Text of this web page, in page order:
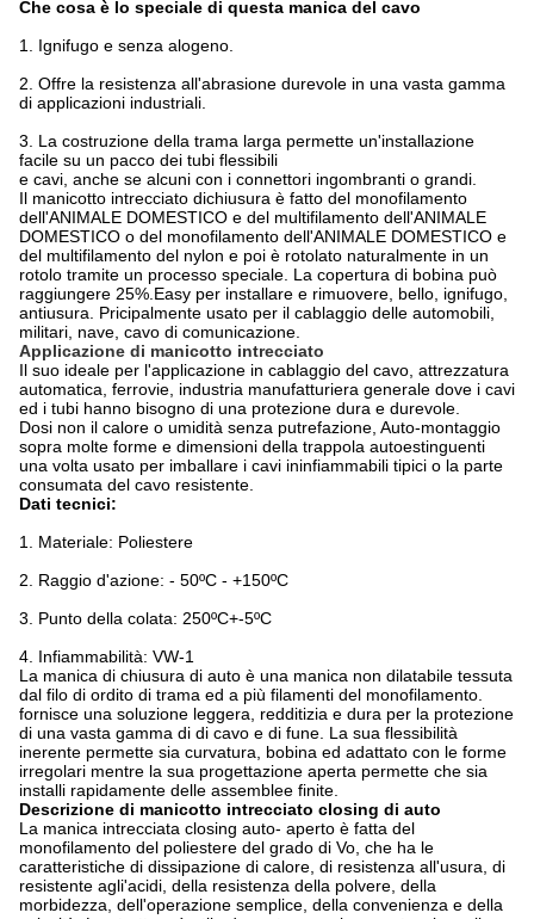
Che cosa è lo speciale di questa manica del cavo
1. Ignifugo e senza alogeno.
2. Offre la resistenza all'abrasione durevole in una vasta gamma
di applicazioni industriali.
3. La costruzione della trama larga permette un'installazione
facile su un pacco dei tubi flessibili
e cavi, anche se alcuni con i connettori ingombranti o grandi.
Il manicotto intrecciato dichiusura è fatto del monofilamento
dell'ANIMALE DOMESTICO e del multifilamento dell'ANIMALE
DOMESTICO o del monofilamento dell'ANIMALE DOMESTICO e
del multifilamento del nylon e poi è rotolato naturalmente in un
rotolo tramite un processo speciale. La copertura di bobina può
raggiungere 25%.Easy per installare e rimuovere, bello, ignifugo,
antiusura. Pricipalmente usato per il cablaggio delle automobili,
militari, nave, cavo di comunicazione.
Applicazione di manicotto intrecciato
Il suo ideale per l'applicazione in cablaggio del cavo, attrezzatura
automatica, ferrovie, industria manufatturiera generale dove i cavi
ed i tubi hanno bisogno di una protezione dura e durevole.
Dosi non il calore o umidità senza putrefazione, Auto-montaggio
sopra molte forme e dimensioni della trappola autoestinguenti
una volta usato per imballare i cavi ininfiammabili tipici o la parte
consumata del cavo resistente.
Dati tecnici:
1. Materiale: Poliestere
2. Raggio d'azione: - 50ºC - +150ºC
3. Punto della colata: 250ºC+-5ºC
4. Infiammabilità: VW-1
La manica di chiusura di auto è una manica non dilatabile tessuta
dal filo di ordito di trama ed a più filamenti del monofilamento.
fornisce una soluzione leggera, redditizia e dura per la protezione
di una vasta gamma di di cavo e di fune. La sua flessibilità
inerente permette sia curvatura, bobina ed adattato con le forme
irregolari mentre la sua progettazione aperta permette che sia
installi rapidamente delle assemblee finite.
Descrizione di manicotto intrecciato closing di auto
La manica intrecciata closing auto- aperto è fatta del
monofilamento del poliestere del grado di Vo, che ha le
caratteristiche di dissipazione di calore, di resistenza all'usura, di
resistente agli'acidi, della resistenza della polvere, della
morbidezza, dell'operazione semplice, della convenienza e della